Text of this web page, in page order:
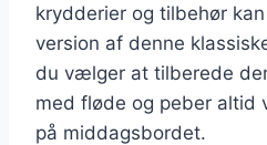
krydderier og tilbehør
version af denne
du vælger at tilberede
med fløde og peber altid
på middagsbordet.